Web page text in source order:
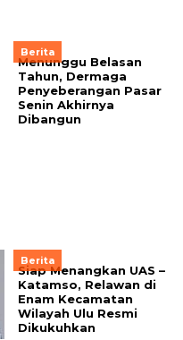
Berita
Menunggu Belasan
Tahun, Dermaga
Penyeberangan Pasar
Senin Akhirnya
Dibangun
Berita
Siap Menangkan UAS –
Katamso, Relawan di
Enam Kecamatan
Wilayah Ulu Resmi
Dikukuhkan